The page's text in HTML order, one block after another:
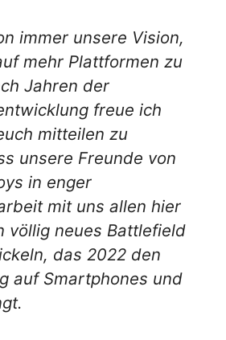
immer unsere Vision,
mehr Plattformen zu
Jahren der
freue ich
mitteilen zu
unsere Freunde von
in enger
mit uns allen hier
völlig neues Battlefield
das 2022 den
auf Smartphones und